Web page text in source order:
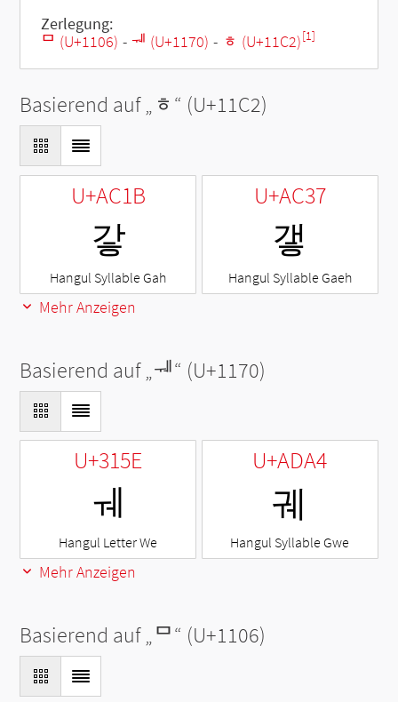
Zerlegung:
ᄆ (U+1106) - ᅰ (U+1170) - ᇂ (U+11C2)[1]
Basierend auf „ ᇂ “ (U+11C2)
U+AC1B
갛
Hangul Syllable Gah
U+AC37
갷
Hangul Syllable Gaeh
Mehr Anzeigen
Basierend auf „ᅰ“ (U+1170)
U+315E
ㅞ
Hangul Letter We
U+ADA4
궤
Hangul Syllable Gwe
Mehr Anzeigen
Basierend auf „ᄆ“ (U+1106)